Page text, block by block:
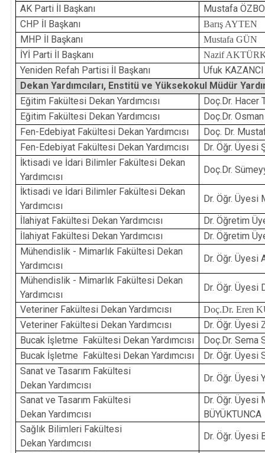
AK Parti İl Başkanı
Mustafa
CHP İl Başkanı
Barış AYTEN
MHP İl Başkanı Mustafa GÜN
İYİ Parti İl Başkanı Nazif
Yeniden Refah Partisi İl Başkanı
Ufuk KAZANCI
Dekan Yardımcıları, Enstitü ve Yüksekokul Müdür
Eğitim Fakültesi Dekan Yardımcısı
Doç.Dr. Hacer
Eğitim Fakültesi Dekan Yardımcısı
Doç.Dr.
Fen-Edebiyat Fakültesi Dekan Yardımcısı
Doç. Dr.
Fen-Edebiyat Fakültesi Dekan Yardımcısı
Dr. Öğr. Üyesi
İktisadi ve İdari Bilimler Fakültesi Dekan
Yardımcısı
Doç.Dr.
İktisadi ve İdari Bilimler Fakültesi Dekan
Yardımcısı
Dr. Öğr. Üyesi
İlahiyat Fakültesi Dekan Yardımcısı
Dr. Öğretim
İlahiyat Fakültesi Dekan Yardımcısı
Dr. Öğretim
Mühendislik - Mimarlık Fakültesi Dekan
Yardımcısı
Dr. Öğr. Üyesi
Mühendislik - Mimarlık Fakültesi Dekan
Yardımcısı
Dr. Öğr. Üyesi
Veteriner Fakültesi Dekan Yardımcısı
Doç.Dr. Eren
Veteriner Fakültesi Dekan Yardımcısı
Dr. Öğr. Üyesi
Bucak İşletme Fakültesi Dekan Yardımcısı
Doç.Dr. Sema
Bucak İşletme Fakültesi Dekan Yardımcısı
Dr. Öğr. Üyesi
Sanat ve Tasarım Fakültesi
Dekan Yardımcısı
Dr. Öğr. Üyesi
Sanat ve Tasarım Fakültesi
Dekan Yardımcısı
Dr. Öğr. Üyesi
BÜYÜKTUNCA
Sağlık Bilimleri Fakültesi
Dekan Yardımcısı
Dr. Öğr. Üyesi